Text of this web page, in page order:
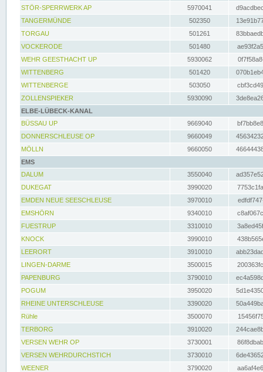
STÖR-SPERRWERK AP 5970041
TANGERMÜNDE
502350
TORGAU
501261
VOCKERODE
501480
WEHR GEESTHACHT UP
5930062
WITTENBERG
501420
WITTENBERGE
503050
ZOLLENSPIEKER
5930090
ELBE-LÜBECK-KANAL
BÜSSAU UP
9669040
DONNERSCHLEUSE OP
9660049
MÖLLN
9660050
EMS
DALUM
3550040
DUKEGAT
3990020
EMDEN NEUE SEESCHLEUSE
3970010
EMSHÖRN
9340010
FUESTRUP
3310010
KNOCK
3990010
LEERORT
3910010
LINGEN-DARME
3500015
PAPENBURG
3790010
POGUM
3950020
RHEINE UNTERSCHLEUSE
3390020
Rühle
3500070
TERBORG
3910020
VERSEN WEHR OP
3730001
VERSEN WEHRDURCHSTICH
3730010
WEENER
3790020